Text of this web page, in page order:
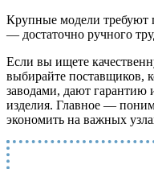
Крупные модели требуют
— достаточно ручного
Если вы ищете
выбирайте поставщиков,
заводами, дают гарантию
изделия. Главное —
экономить на важных